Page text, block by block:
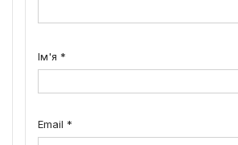
Ім'я *
Email *